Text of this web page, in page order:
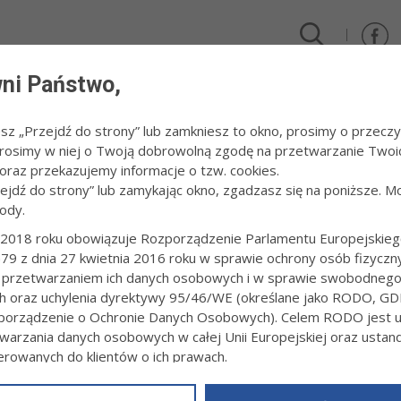
/ Zabawa - Wał Ruda - uroczystości rocznicowe akcji "III Most"
- WAŁ RUDA - UROCZYSTOŚCI
Paweł Topolski
Państwo,
„Przejdź do strony” lub zamkniesz to okno, prosimy o
w niej o Twoją dobrowolną zgodę na przetwarzanie
przekazujemy informacje o tzw. cookies.
do strony” lub zamykając okno, zgadzasz się na poniższe.
roku obowiązuje Rozporządzenie Parlamentu
z dnia 27 kwietnia 2016 roku w sprawie ochrony osób
ich danych osobowych i w sprawie
oraz uchylenia dyrektywy 95/46/WE (określane jako RODO,
o Ochronie Danych Osobowych). Celem RODO jest
danych osobowych w całej Unii Europejskiej oraz
do klientów o ich prawach.
powyższym, w zakładceRODOna stroniehttps://